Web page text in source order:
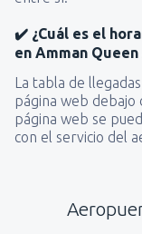
✔️ ¿Cuál es el
en Amman Queen
La tabla de
página web debajo
página web se
con el servicio del